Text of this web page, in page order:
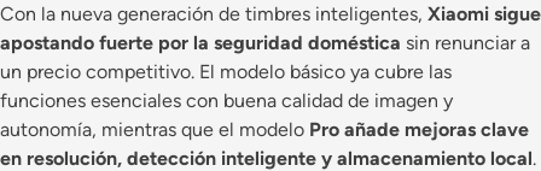
Con la nueva generación de timbres inteligentes, Xiaomi sigue
apostando fuerte por la seguridad doméstica sin renunciar a
un precio competitivo. El modelo básico ya cubre las
funciones esenciales con buena calidad de imagen y
autonomía, mientras que el modelo Pro añade mejoras clave
en resolución, detección inteligente y almacenamiento local.